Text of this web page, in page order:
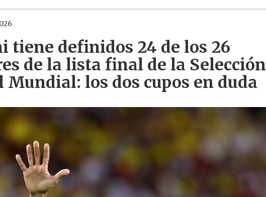
tiene definidos 24 de los 26
de la lista final de la Selección
Mundial: los dos cupos en duda